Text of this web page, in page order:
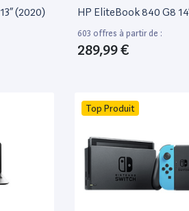
(2020)
HP EliteBook 840 G8
603 offres à partir de :
289,99 €
Top Produit